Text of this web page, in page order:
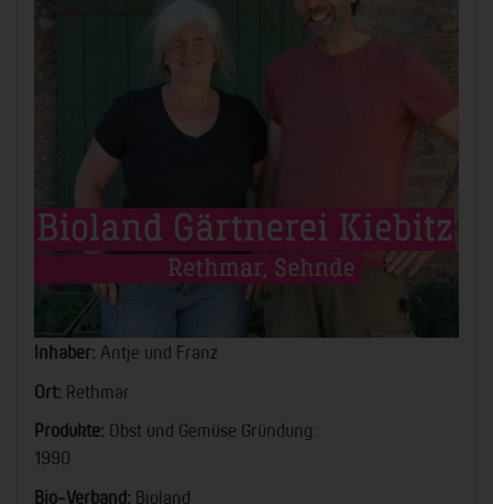
Inhaber: Antje und Franz
Ort: Rethmar
Produkte: Obst und Gemüse Gründung:
1990
Bio-Verband: Bioland